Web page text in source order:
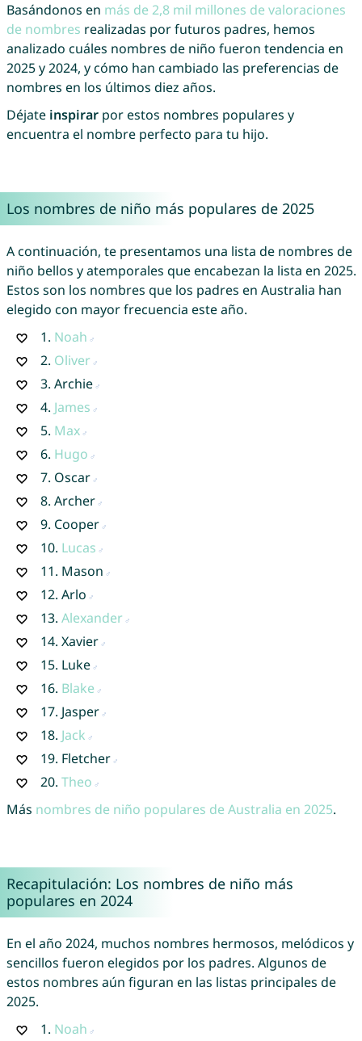
Basándonos en más de 2,8 mil millones de valoraciones
de nombres realizadas por futuros padres, hemos
analizado cuáles nombres de niño fueron tendencia en
2025 y 2024, y cómo han cambiado las preferencias de
nombres en los últimos diez años.
Déjate inspirarpor estos nombres populares y
encuentra el nombre perfecto para tu hijo.
Los nombres de niño más populares de 2025
A continuación, te presentamos una lista de nombres de
niño bellos y atemporales que encabezan la lista en 2025.
Estos son los nombres que los padres en Australia han
elegido con mayor frecuencia este año.
1. Noah
2. Oliver
3. Archie
4. James
5. Max
6. Hugo
7. Oscar
8. Archer
9. Cooper
10. Lucas
11. Mason
12. Arlo
13. Alexander
14. Xavier
15. Luke
16. Blake
17. Jasper
18. Jack
19. Fletcher
20. Theo
Más nombres de niño populares de Australia en 2025.
Recapitulación: Los nombres de niño más
populares en 2024
En el año 2024, muchos nombres hermosos, melódicos y
sencillos fueron elegidos por los padres. Algunos de
estos nombres aún figuran en las listas principales de
2025.
1. Noah